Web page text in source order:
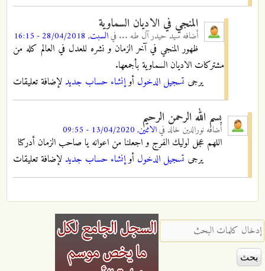
المنجي في الاديان السماوية
أضافهسيد حيدر آل طه ... فيالسبت, 28/04/2018 - 16:15
ظهور المنجي في آخر الزمان و نشره للعدل في العالم كله من
مشتركات الاديان السماوية بأجمعها.
يرجى تسجيل الدخول أوإنشاء حساب جديد لإضافة تعليقات
بسم الله الرحمن الرحيم
أضافه نورالدين خالد فيالاثنين, 13/04/2020 - 09:55
اللهم عجل لوليك الفرج و اجعلنا من اعوانه يا صاحب الزمان أدركنا
يرجى تسجيل الدخول أوإنشاء حساب جديد لإضافة تعليقات
‏إدخال كلمات البحث ‏